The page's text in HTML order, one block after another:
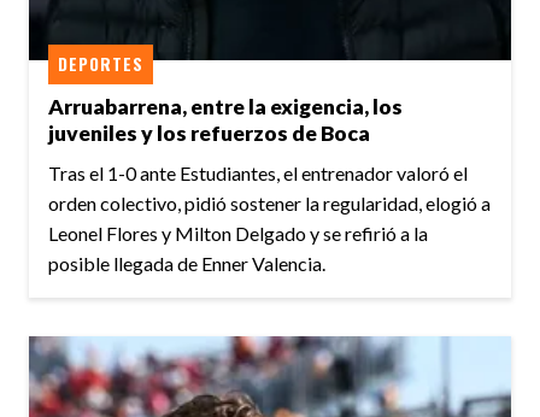
Arruabarrena, entre la exigencia, los
juveniles y los refuerzos de Boca
DEPORTES
Tras el 1-0 ante Estudiantes, el entrenador valoró el
orden colectivo, pidió sostener la regularidad, elogió a
Leonel Flores y Milton Delgado y se refirió a la
posible llegada de Enner Valencia.